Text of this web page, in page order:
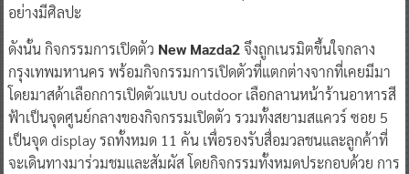
อย่างมีศิลปะ
ดังนั้น กิจกรรมการเปิดตัว New Mazda2จึงถูกเนรมิตขึ้นใจกลาง
กรุงเทพมหานคร พร้อมกิจกรรมการเปิดตัวที่แตกต่างจากที่เคยมีมา
โดยมาสด้าเลือกการเปิดตัวแบบ outdoor เลือกลานหน้าร้านอาหารสี
ฟ้าเป็นจุดศูนย์กลางของกิจกรรมเปิดตัว รวมทั้งสยามสแควร์ ซอย 5
เป็นจุด display รถทั้งหมด 11 คัน เพื่อรองรับสื่อมวลชนและลูกค้าที่
จะเดินทางมาร่วมชมและสัมผัส โดยกิจกรรมทั้งหมดประกอบด้วย การ